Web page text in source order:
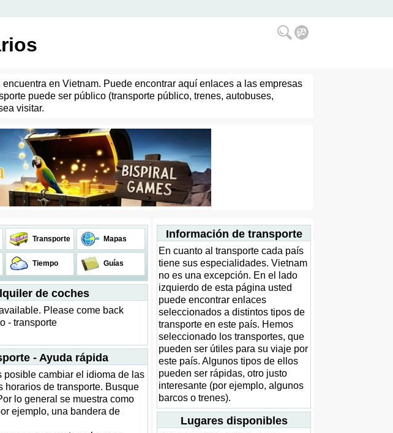
en Vietnam. Puede encontrar aquí enlaces a las empresas
puede ser público (transporte público, trenes, autobuses,
visitar.
Transporte Mapas
Tiempo Guías
de coches
Please come back
- transporte
- Ayuda rápida
posible cambiar el idioma de las
horarios de transporte. Busque
lo general se muestra como
ejemplo, una bandera de
Información de transporte
En cuanto al transporte cada país
tiene sus especialidades. Vietnam
no es una excepción. En el lado
izquierdo de esta página usted
puede encontrar enlaces
seleccionados a distintos tipos de
transporte en este país. Hemos
seleccionado los transportes, que
pueden ser útiles para su viaje por
este país. Algunos tipos de ellos
pueden ser rápidas, otro justo
interesante (por ejemplo, algunos
barcos o trenes).
Lugares disponibles